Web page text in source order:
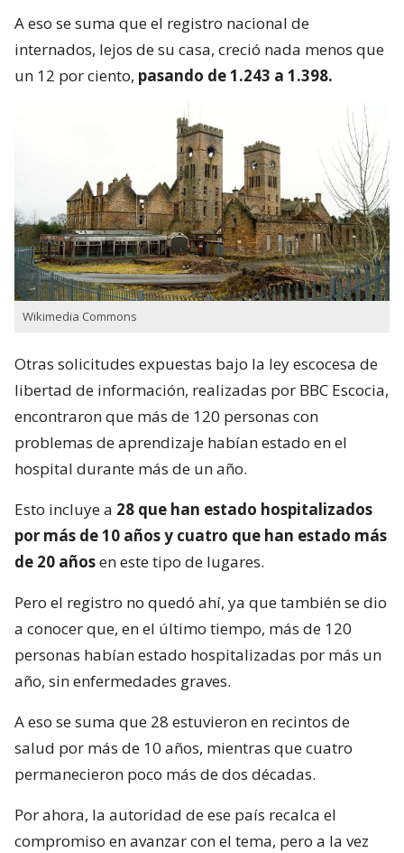
A eso se suma que el registro nacional de
internados, lejos de su casa, creció nada menos que
un 12 por ciento, pasando de 1.243 a 1.398.
Wikimedia Commons
Otras solicitudes expuestas bajo la ley escocesa de
libertad de información, realizadas por BBC Escocia,
encontraron que más de 120 personas con
problemas de aprendizaje habían estado en el
hospital durante más de un año.
Esto incluye a 28 que han estado hospitalizados
por más de 10 años y cuatro que han estado más
de 20 añosen este tipo de lugares.
Pero el registro no quedó ahí, ya que también se dio
a conocer que, en el último tiempo, más de 120
personas habían estado hospitalizadas por más un
año, sin enfermedades graves.
A eso se suma que 28 estuvieron en recintos de
salud por más de 10 años, mientras que cuatro
permanecieron poco más de dos décadas.
Por ahora, la autoridad de ese país recalca el
compromiso en avanzar con el tema, pero a la vez